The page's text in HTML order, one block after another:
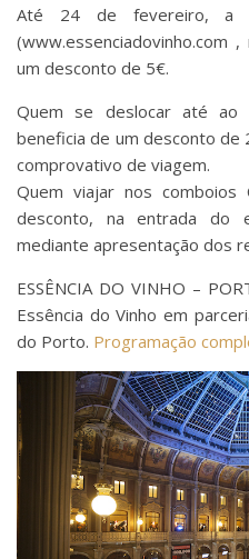
Até 24 de fevereiro, a
(www.essenciadovinho.com
um desconto de 5€.
Quem se deslocar até
beneficia de um desconto de
comprovativo de viagem.
Quem viajar nos
desconto, na entrada do
mediante apresentação dos
ESSÊNCIA DO VINHO –
Essência do Vinho em
do Porto. Programação